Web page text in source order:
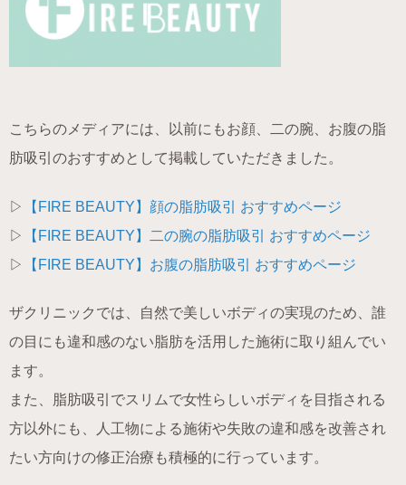
こちらのメディアには、以前にもお顔、二の腕、お腹の脂
肪吸引のおすすめとして掲載していただきました。
▷
【FIRE BEAUTY】顔の脂肪吸引 おすすめページ
▷
【FIRE BEAUTY】二の腕の脂肪吸引 おすすめページ
▷
【FIRE BEAUTY】お腹の脂肪吸引 おすすめページ
ザクリニックでは、自然で美しいボディの実現のため、誰
の目にも違和感のない脂肪を活用した施術に取り組んでい
ます。
また、脂肪吸引でスリムで女性らしいボディを目指される
方以外にも、人工物による施術や失敗の違和感を改善され
たい方向けの修正治療も積極的に行っています。